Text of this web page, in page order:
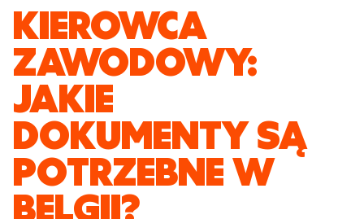
KIEROWCA
ZAWODOWY:
JAKIE
DOKUMENTY SĄ
POTRZEBNE W
BELGII?